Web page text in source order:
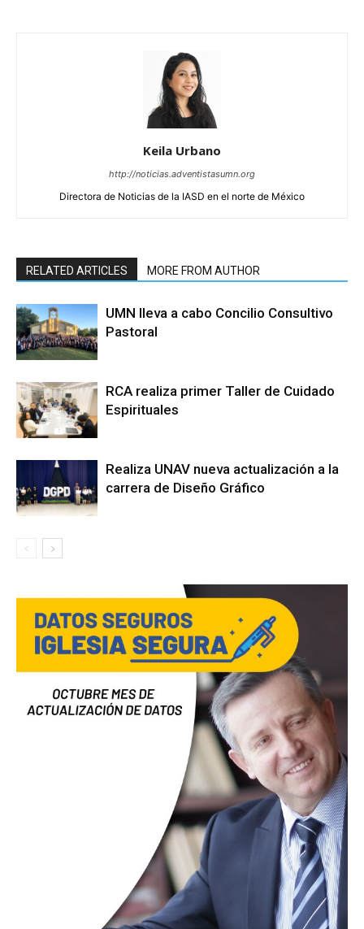
Keila Urbano
http://noticias.adventistasumn.org
Directora de Noticias de la IASD en el norte de México
RELATED ARTICLES MORE FROM AUTHOR
UMN lleva a cabo Concilio Consultivo
Pastoral
RCA realiza primer Taller de Cuidado
Espirituales
Realiza UNAV nueva actualización a la
carrera de Diseño Gráfico